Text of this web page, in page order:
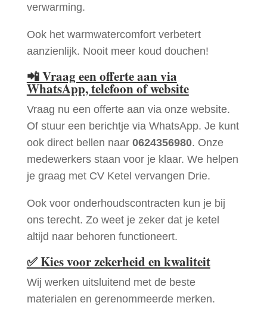
verwarming.
Ook het warmwatercomfort verbetert
aanzienlijk. Nooit meer koud douchen!
📲Vraag een offerte aan via
WhatsApp, telefoon of website
Vraag nu een offerte aan via onze website.
Of stuur een berichtje via WhatsApp. Je kunt
ook direct bellen naar 0624356980. Onze
medewerkers staan voor je klaar. We helpen
je graag met CV Ketel vervangen Drie.
Ook voor onderhoudscontracten kun je bij
ons terecht. Zo weet je zeker dat je ketel
altijd naar behoren functioneert.
✅Kies voor zekerheid en kwaliteit
Wij werken uitsluitend met de beste
materialen en gerenommeerde merken.